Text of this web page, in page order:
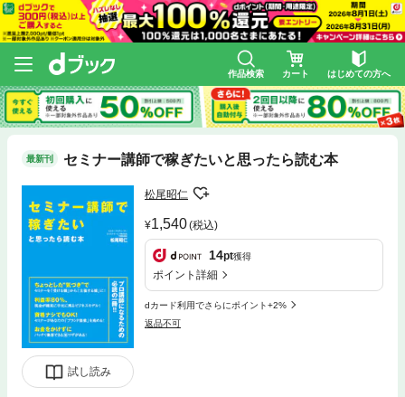
作品検索 カート はじめての方へ
最新刊 セミナー講師で稼ぎたいと思ったら読む本
試し読み
松尾昭仁
1,540(税込)
14pt獲得
ポイント詳細
dカード利用でさらにポイント+2%
返品不可